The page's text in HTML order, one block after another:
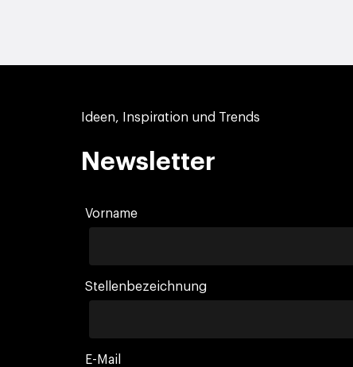
Ideen, Inspiration und Trends
Newsletter
Vorname
Stellenbezeichnung
E-Mail